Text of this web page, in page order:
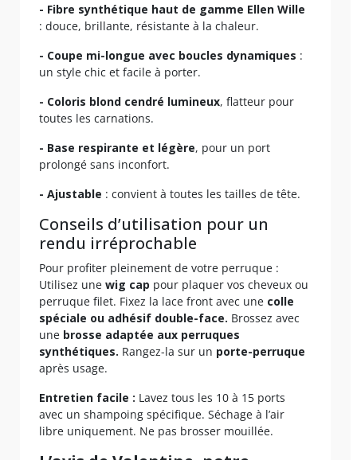
- Fibre synthétique haut de gamme Ellen Wille
: douce, brillante, résistante à la chaleur.
- Coupe mi-longue avec boucles dynamiques :
un style chic et facile à porter.
- Coloris blond cendré lumineux, flatteur pour
toutes les carnations.
- Base respirante et légère, pour un port
prolongé sans inconfort.
- Ajustable : convient à toutes les tailles de tête.
Conseils d’utilisation pour un
rendu irréprochable
Pour profiter pleinement de votre perruque :
Utilisez une wig cap pour plaquer vos cheveux ou
perruque filet. Fixez la lace front avec une colle
spéciale ou adhésif double-face. Brossez avec
une brosse adaptée aux perruques
synthétiques. Rangez-la sur un porte-perruque
après usage.
Entretien facile : Lavez tous les 10 à 15 ports
avec un shampoing spécifique. Séchage à l’air
libre uniquement. Ne pas brosser mouillée.